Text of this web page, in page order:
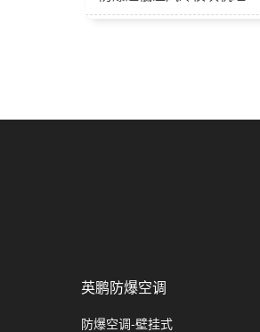
防爆水冷直膨洁净空调机组
英鹏防爆空调
防爆空调-壁挂式